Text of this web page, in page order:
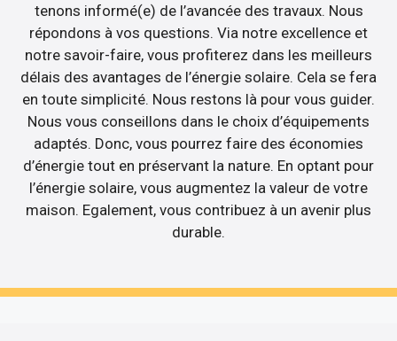
tenons informé(e) de l’avancée des travaux. Nous
répondons à vos questions. Via notre excellence et
notre savoir-faire, vous profiterez dans les meilleurs
délais des avantages de l’énergie solaire. Cela se fera
en toute simplicité. Nous restons là pour vous guider.
Nous vous conseillons dans le choix d’équipements
adaptés. Donc, vous pourrez faire des économies
d’énergie tout en préservant la nature. En optant pour
l’énergie solaire, vous augmentez la valeur de votre
maison. Egalement, vous contribuez à un avenir plus
durable.